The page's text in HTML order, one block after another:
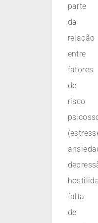
parte
da
relação
entre
fatores
de
risco
falta
de